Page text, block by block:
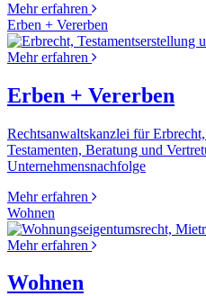
Mehr erfahren
Erben + Vererben
Mehr erfahren
Erben + Vererben
Rechtsanwaltskanzlei für
Testamenten, Beratung und
Unternehmensnachfolge
Mehr erfahren
Wohnen
Mehr erfahren
Wohnen